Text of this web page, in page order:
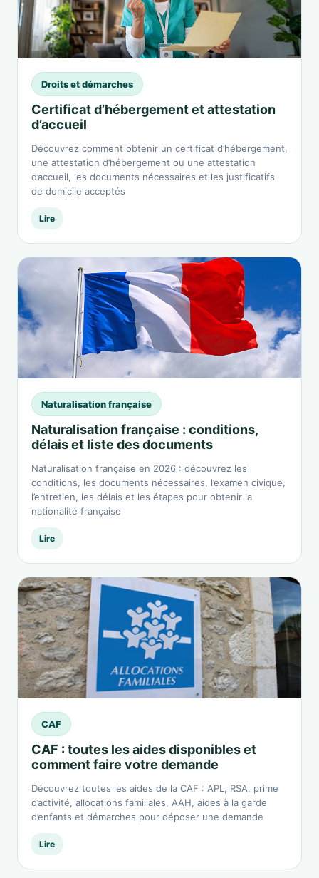
Droits et démarches
Certificat d’hébergement et attestation
d’accueil
Découvrez comment obtenir un certificat d’hébergement,
une attestation d’hébergement ou une attestation
d’accueil, les documents nécessaires et les justificatifs
de domicile acceptés
Lire
Naturalisation française
Naturalisation française : conditions,
délais et liste des documents
Naturalisation française en 2026 : découvrez les
conditions, les documents nécessaires, l’examen civique,
l’entretien, les délais et les étapes pour obtenir la
nationalité française
Lire
CAF
CAF : toutes les aides disponibles et
comment faire votre demande
Découvrez toutes les aides de la CAF : APL, RSA, prime
d’activité, allocations familiales, AAH, aides à la garde
d’enfants et démarches pour déposer une demande
Lire